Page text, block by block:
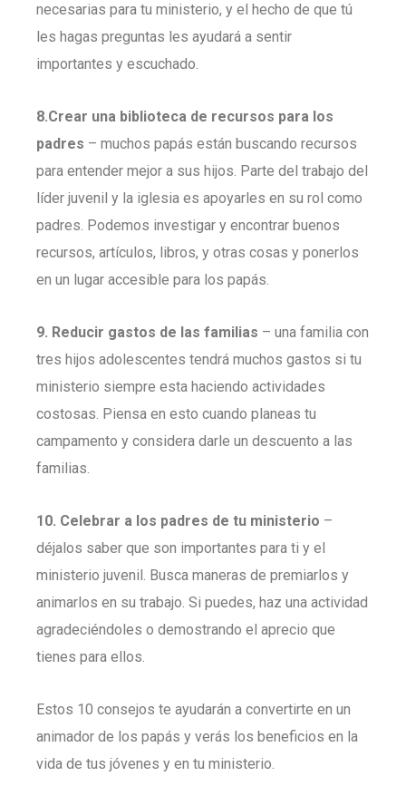
necesarias para tu ministerio, y el hecho de que tú
les hagas preguntas les ayudará a sentir
importantes y escuchado.
8.Crear una biblioteca de recursos para los
padres – muchos papás están buscando recursos
para entender mejor a sus hijos. Parte del trabajo del
líder juvenil y la iglesia es apoyarles en su rol como
padres. Podemos investigar y encontrar buenos
recursos, artículos, libros, y otras cosas y ponerlos
en un lugar accesible para los papás.
9. Reducir gastos de las familias – una familia con
tres hijos adolescentes tendrá muchos gastos si tu
ministerio siempre esta haciendo actividades
costosas. Piensa en esto cuando planeas tu
campamento y considera darle un descuento a las
familias.
10. Celebrar a los padres de tu ministerio –
déjalos saber que son importantes para ti y el
ministerio juvenil. Busca maneras de premiarlos y
animarlos en su trabajo. Si puedes, haz una actividad
agradeciéndoles o demostrando el aprecio que
tienes para ellos.
Estos 10 consejos te ayudarán a convertirte en un
animador de los papás y verás los beneficios en la
vida de tus jóvenes y en tu ministerio.